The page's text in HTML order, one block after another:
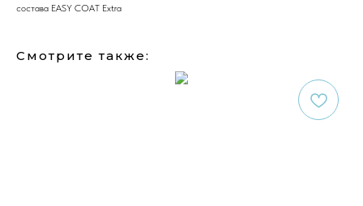
состава EASY COAT Extra
Смотрите также: